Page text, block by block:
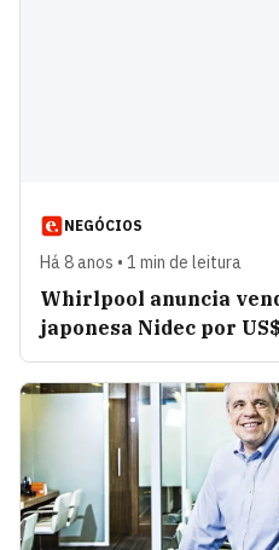
NEGÓCIOS
Há 8 anos • 1 min de leitura
Whirlpool anuncia
japonesa Nidec por